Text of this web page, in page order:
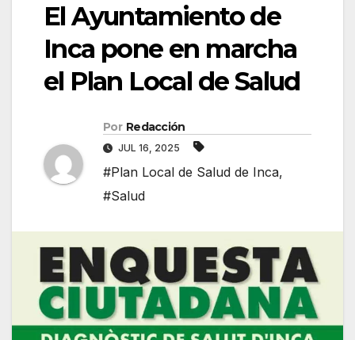
El Ayuntamiento de
Inca pone en marcha
el Plan Local de Salud
Por Redacción
JUL 16, 2025
#Plan Local de Salud de Inca,
#Salud